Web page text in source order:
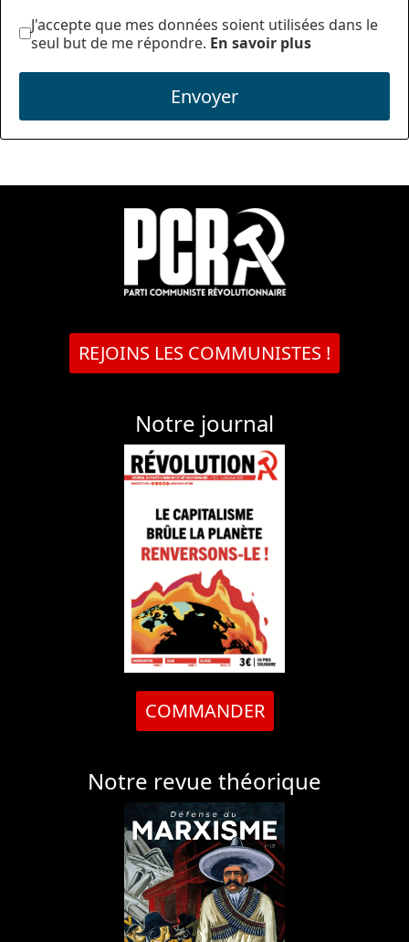
J'accepte que mes données soient utilisées dans le
seul but de me répondre. En savoir plus
Envoyer
REJOINS LES COMMUNISTES !
Notre journal
COMMANDER
Notre revue théorique